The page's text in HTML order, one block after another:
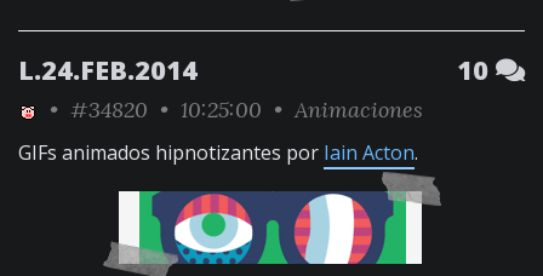
L.24.FEB.2014 10
• #34820 • 10:25:00 • Animaciones
GIFs animados hipnotizantes por Iain Acton.